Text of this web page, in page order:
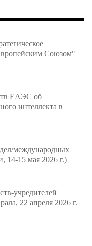
Союзом"
ЕАЭС об
интеллекта в
международных
15 мая 2026 г.)
учредителей
22 апреля 2026 г.